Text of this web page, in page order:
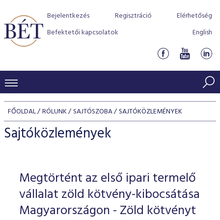
Bejelentkezés Regisztráció
Elérhetőség
Befektetői kapcsolatok
English
KERESKEDÉSI ADATOK
INDEXEK
Jelzáloglevél indexek
Vállalati kötvény indexek
Azonnali Piac
Származékos piac
BEFEKTETŐK
Részvény szekció
Hitelpapír szekció
BÉT szabályzatok
Befektetővédelem
Alkalmazott díjstruktúra
Elszámolás
Részvény és vállalati kötvény tőzsdei bevezetését
program
BÉT Xtend - Részvénypiac egyszerűen
TŐZSDETAGOK
Tőzsdetagok, üzletkötők
VENDOROK
FŐOLDAL RÓLUNK SAJTÓSZOBA SAJTÓKÖZLEMÉNYEK
Sajtóközlemények
Megtörtént az első ipari termelő
vállalat zöld kötvény-kibocsátása
Magyarországon - Zöld kötvényt